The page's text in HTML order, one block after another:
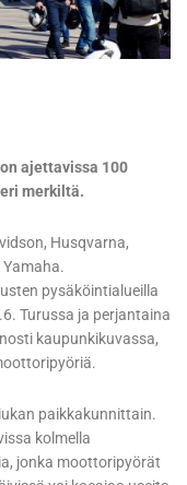
ajettavissa 100
merkiltä.
Husqvarna,
Yamaha.
pysäköintialueilla
Turussa ja perjantaina
kaupunkikuvassa,
paikkakunnittain.
kolmella
jonka moottoripyörät